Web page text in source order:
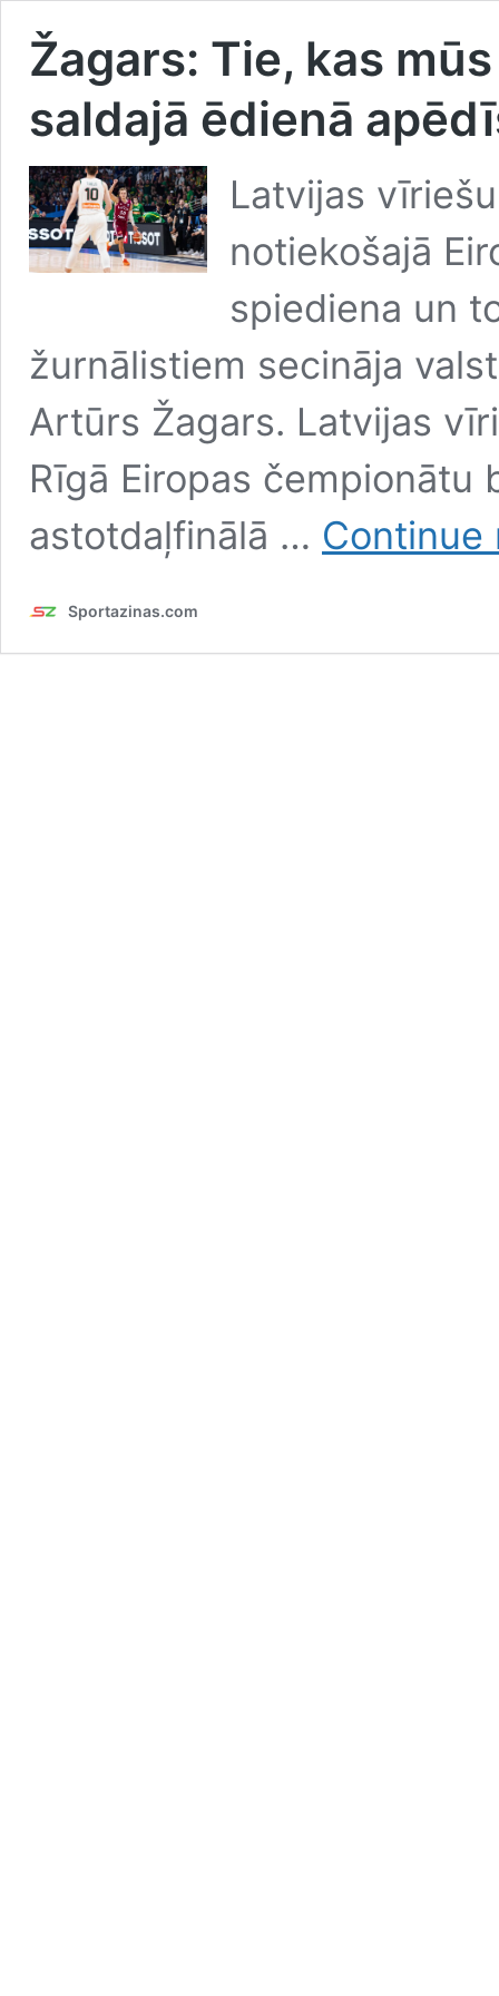
Žagars: Tie, kas
saldajā ēdienā
Latvijas
notiekošajā
spiediena un
žurnālistiem secināja
Artūrs Žagars. Latvijas
Rīgā Eiropas čempionātu
astotdaļfinālā … Continue
Sportazinas.com